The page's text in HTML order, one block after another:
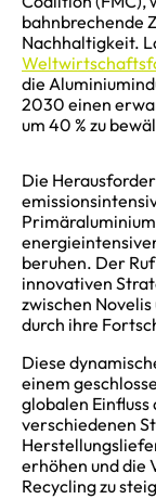
bahnbrechende
Nachhaltigkeit.
die
2030 einen
um 40 % zu
Die
beruhen. Der
innovativen
zwischen
durch ihre
Diese
einem
globalen
verschiedenen
erhöhen und die
Recycling zu